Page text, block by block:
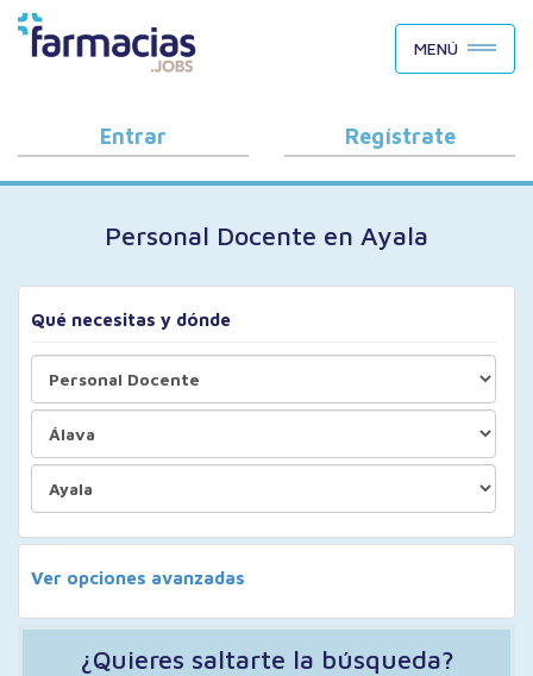
BUSCAR CANDIDATOS
OFERTAS DE EMPLEO
COMO FUNCIONA
PORQUÉ FARMACIAS.JOBS
MENÚ
Entrar Regístrate
Personal Docente en Ayala
Qué necesitas y dónde
Ver opciones avanzadas
¿Quieres saltarte la búsqueda?